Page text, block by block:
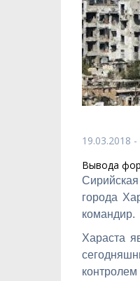
19.03.2018
Вывода
города
командир.
Хараста